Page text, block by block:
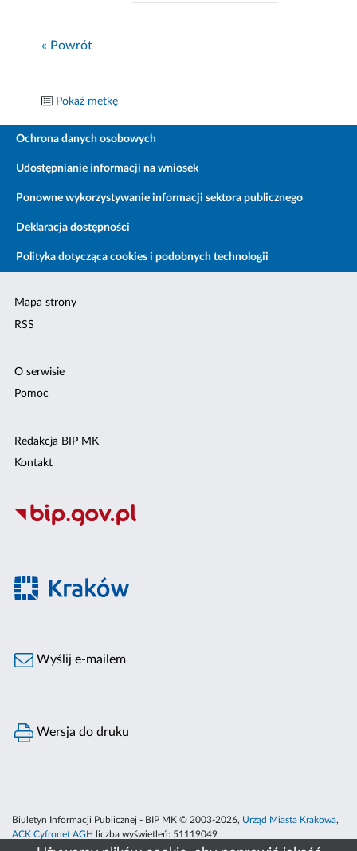
« Powrót
Pokaż metkę
Ochrona danych osobowych
Udostępnianie informacji na wniosek
Ponowne wykorzystywanie informacji sektora publicznego
Deklaracja dostępności
Polityka dotycząca cookies i podobnych technologii
Mapa strony
RSS
O serwisie
Pomoc
Redakcja BIP MK
Kontakt
Wyślij e-mailem
Wersja do druku
Biuletyn Informacji Publicznej - BIP MK © 2003-2026, Urząd Miasta Krakowa,
ACK Cyfronet AGH
liczba wyświetleń: 51119049